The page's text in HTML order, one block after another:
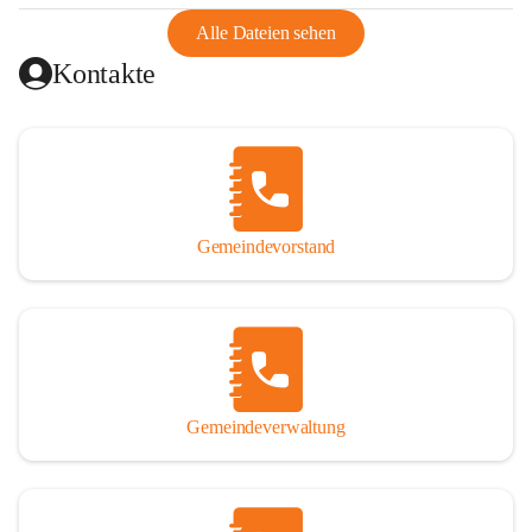
Aus diesem Grund war die Bevölkerung dazu gezwungen,
Schmuggel zu betreiben. Es kam oft zu nächtlichen
Überfällen und Schießereien. Erst mit dem Anschluss des
wirtschaftlich ging es bergauf. Dieser Aufschwung endete
1926. Es folgten Arbeitslosigkeit, Preissteigerung und
Unanbringlichkeit von Produkten. Daher wurde der
Anschluss an das Deutsche Reich begrüßt. Als der Zweite
Weltkrieg ausbrach, schwang die Stimmung um. Es starben
26 Männer an der Front, weitere 16 werden vermisst.
Von 1971 bis 1991 gehörte Wörterberg zur Gemeinde
Ollersdorf. Durch den Einsatz von mehreren Ortsansässigen
wurde Wörterberg 1991 wieder eine eigenständige
Die Gemeinde liegt im Südburgenland im Nordwesten des
Alle Dateien sehen
Kontakte
Gemeindevorstand
Gemeindeverwaltung